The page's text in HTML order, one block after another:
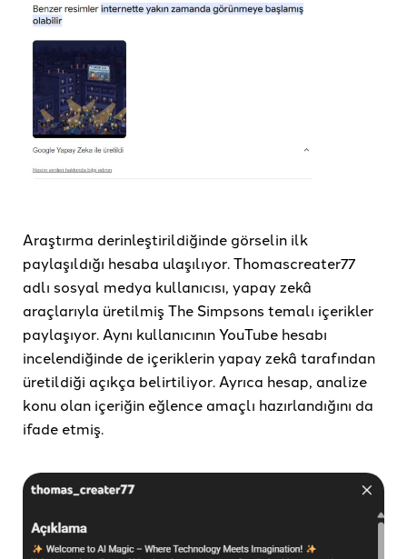
Araştırma derinleştirildiğinde görselin ilk
paylaşıldığı hesaba ulaşılıyor. Thomascreater77
adlı sosyal medya kullanıcısı, yapay zekâ
araçlarıyla üretilmiş The Simpsons temalı içerikler
paylaşıyor. Aynı kullanıcının YouTube hesabı
incelendiğinde de içeriklerin yapay zekâ tarafından
üretildiği açıkça belirtiliyor. Ayrıca hesap, analize
konu olan içeriğin eğlence amaçlı hazırlandığını da
ifade etmiş.